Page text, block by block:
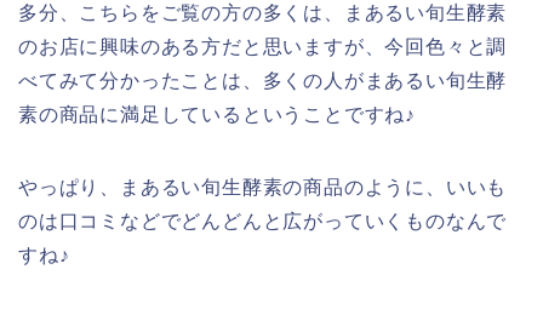
多分、こちらをご覧の方の多くは、まあるい旬生酵素
のお店に興味のある方だと思いますが、今回色々と調
べてみて分かったことは、多くの人がまあるい旬生酵
素の商品に満足しているということですね♪
やっぱり、まあるい旬生酵素の商品のように、いいも
のは口コミなどでどんどんと広がっていくものなんで
すね♪